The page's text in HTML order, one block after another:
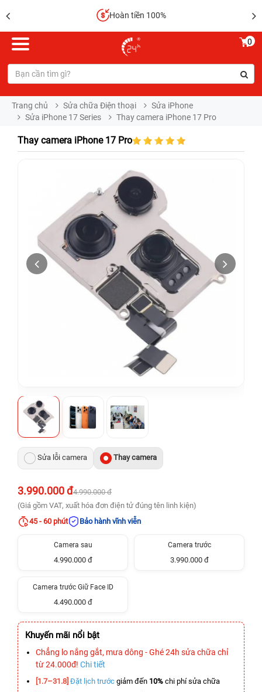
Hoàn tiền 100%
0
Trang chủ Sửa chữa Điện thoại
Sửa iPhone
Sửa iPhone 17 Series
Thay camera iPhone 17 Pro
Thay camera iPhone 17 Pro
Sửa lỗi camera Thay camera
3.990.000 đ4.990.000 đ
(Giá gồm VAT, xuất hóa đơn điện tử đúng tên linh kiện)
45 - 60 phút
Bảo hành vĩnh viễn
Camera sau
4.990.000 đ
Camera trước
3.990.000 đ
Camera trước Giữ Face ID
4.490.000 đ
Khuyến mãi nổi bật
Chẳng lo nắng gắt, mưa dông - Ghé 24h sửa chữa chỉ
từ 24.000đ! Chi tiết
[1.7–31.8] Đặt lịch trước giảm đến 10% chi phí sửa chữa